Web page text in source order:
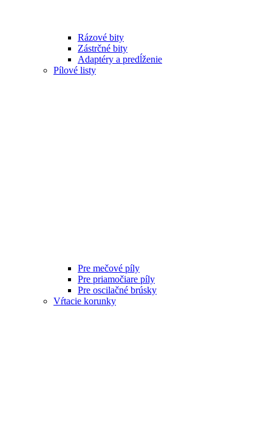
Rázové bity
Zástrčné bity
Adaptéry a predĺženie
Pílové listy
Pre mečové píly
Pre priamočiare píly
Pre oscilačné brúsky
Vŕtacie korunky